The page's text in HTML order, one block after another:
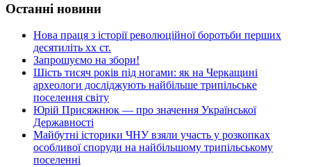
Останні новини
Нова праця з історії революційної боротьби перших
десятиліть хх ст.
Запрошуємо на збори!
Шість тисяч років під ногами: як на Черкащині
археологи досліджують найбільше трипільське
поселення світу
Юрій Присяжнюк — про значення Української
Державності
Майбутні історики ЧНУ взяли участь у розкопках
особливої споруди на найбільшому трипільському
поселенні